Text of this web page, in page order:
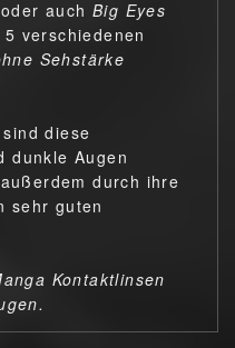
auch Big Eyes
verschiedenen
Sehstärke
diese
dunkle Augen
durch ihre
sehr guten
Kontaktlinsen